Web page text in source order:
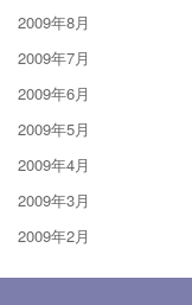
2009年8月
2009年7月
2009年6月
2009年5月
2009年4月
2009年3月
2009年2月